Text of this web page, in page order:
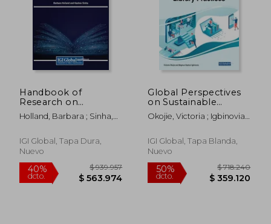
Handbook of
Research on
Innovative
Approaches to
Technology in Library
and Information
Holland, Barbara ; Sinha,
IGI Global, Tapa Dura,
Nuevo
Global Perspectives
on Sustainable
Library Practices (en
Inglés)
Okojie, Victoria ; Igbinovia,
IGI Global, Tapa Blanda,
Nuevo